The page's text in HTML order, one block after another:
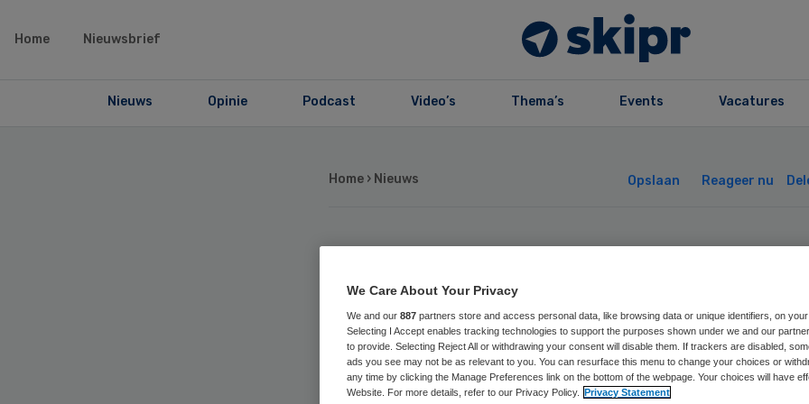
Home Nieuwsbrief
Nieuws Opinie Podcast Video’s Thema’s Events Vacatures
Home › Nieuws Opslaan Reageer nu
Huisartsen voeren
actie in Den Haag
We Care About Your Privacy
We and our 887 partners store and access personal data, like browsing data or unique identifiers, on
Selecting I Accept enables tracking technologies to support the purposes shown under we and our
to provide. Selecting Reject All or withdrawing your consent will disable them. If trackers are disabled,
ads you see may not be as relevant to you. You can resurface this menu to change your choices or
any time by clicking the Manage Preferences link on the bottom of the webpage. Your choices will have
Website. For more details, refer to our Privacy Policy.
Privacy Statement